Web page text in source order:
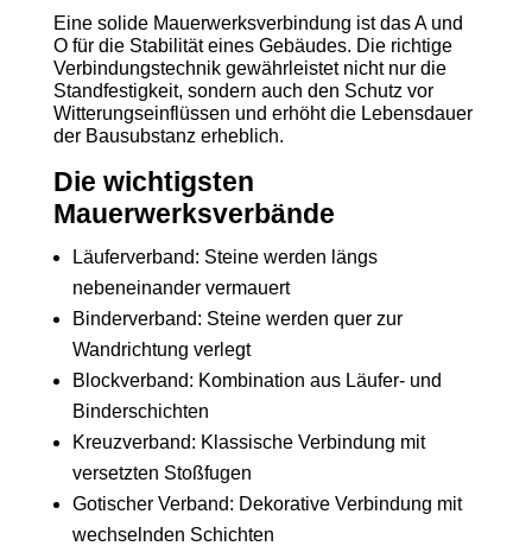
Eine solide Mauerwerksverbindung ist das A und
O für die Stabilität eines Gebäudes. Die richtige
Verbindungstechnik gewährleistet nicht nur die
Standfestigkeit, sondern auch den Schutz vor
Witterungseinflüssen und erhöht die Lebensdauer
der Bausubstanz erheblich.
Die wichtigsten
Mauerwerksverbände
Läuferverband: Steine werden längs
nebeneinander vermauert
Binderverband: Steine werden quer zur
Wandrichtung verlegt
Blockverband: Kombination aus Läufer- und
Binderschichten
Kreuzverband: Klassische Verbindung mit
versetzten Stoßfugen
Gotischer Verband: Dekorative Verbindung mit
wechselnden Schichten